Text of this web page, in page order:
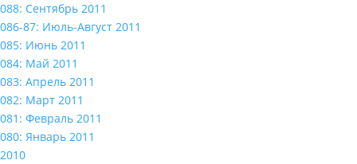
088: Сентябрь 2011
086-87: Июль-Август 2011
085: Июнь 2011
084: Май 2011
083: Апрель 2011
082: Март 2011
081: Февраль 2011
080: Январь 2011
2010